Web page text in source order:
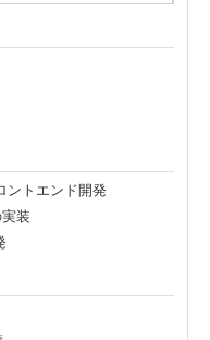
ントエンド開発
装